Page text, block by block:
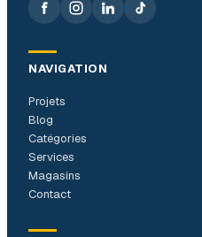
NAVIGATION
Projets
Blog
Catégories
Services
Magasins
Contact